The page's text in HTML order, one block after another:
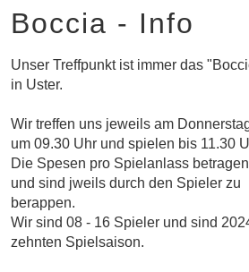
Boccia - Info
Unser Treffpunkt ist immer das
in Uster.
Wir treffen uns jeweils am
um 09.30 Uhr und spielen bis 11.30
Die Spesen pro Spielanlass
und sind jweils durch den Spieler zu
berappen.
Wir sind 08 - 16 Spieler und sind
zehnten Spielsaison.